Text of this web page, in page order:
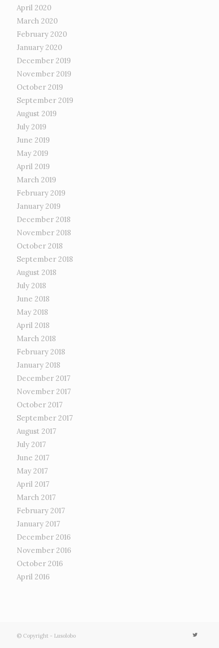
April 2020
March 2020
February 2020
January 2020
December 2019
November 2019
October 2019
September 2019
August 2019
July 2019
June 2019
May 2019
April 2019
March 2019
February 2019
January 2019
December 2018
November 2018
October 2018
September 2018
August 2018
July 2018
June 2018
May 2018
April 2018
March 2018
February 2018
January 2018
December 2017
November 2017
October 2017
September 2017
August 2017
July 2017
June 2017
May 2017
April 2017
March 2017
February 2017
January 2017
December 2016
November 2016
October 2016
April 2016
© Copyright - Lusolobo